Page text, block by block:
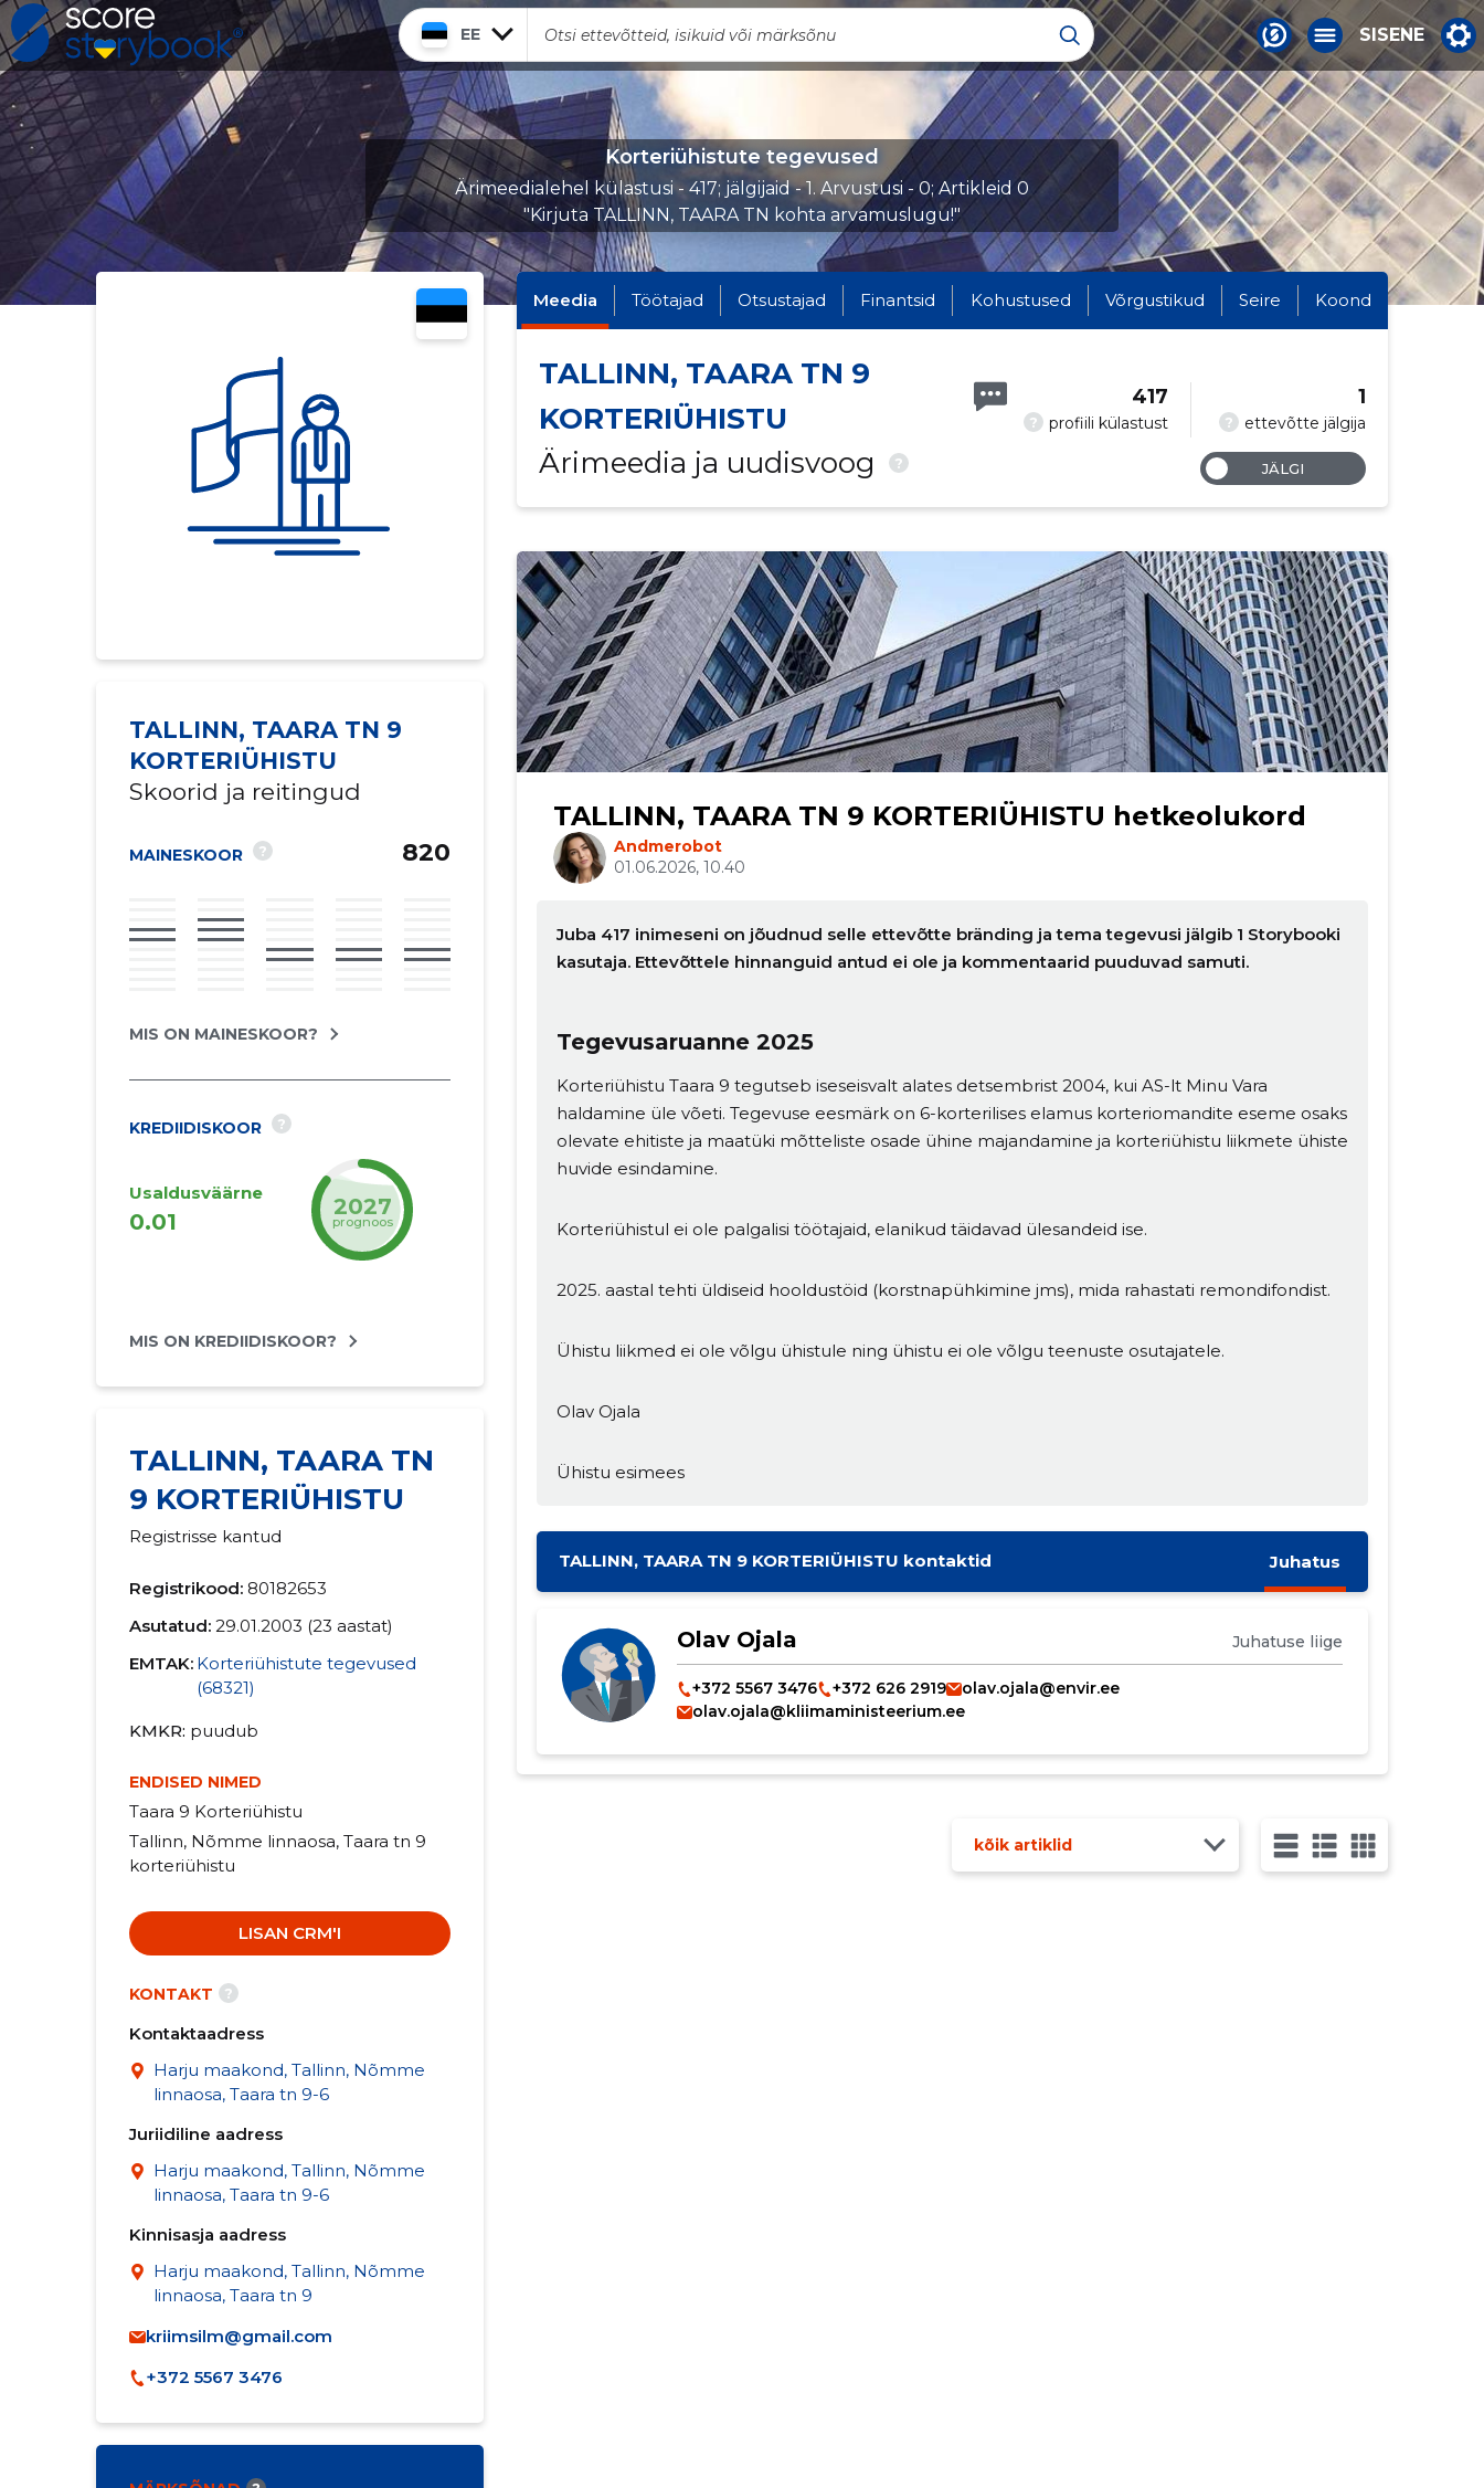
EE SISENE
Korteriühistute tegevused
Ärimeedialehel külastusi - 417; jälgijaid - 1. Arvustusi - 0; Artikleid 0
"Kirjuta TALLINN, TAARA TN kohta arvamuslugu!"
TALLINN, TAARA TN 9
KORTERIÜHISTU
Skoorid ja reitingud
MAINESKOOR ? 820
MIS ON MAINESKOOR?
KREDIIDISKOOR ?
Usaldusväärne
0.01
2027
prognoos
MIS ON KREDIIDISKOOR?
TALLINN, TAARA TN
9 KORTERIÜHISTU
Registrisse kantud
Registrikood: 80182653
Asutatud: 29.01.2003 (23 aastat)
EMTAK: Korteriühistute tegevused
(68321)
KMKR puudub
ENDISED NIMED
Taara 9 Korteriühistu
Tallinn, Nõmme linnaosa, Taara tn 9
korteriühistu
LISAN CRM'I
KONTAKT ?
Kontaktaadress
Harju maakond, Tallinn, Nõmme
linnaosa, Taara tn 9-6
Juriidiline aadress
Harju maakond, Tallinn, Nõmme
linnaosa, Taara tn 9-6
Kinnisasja aadress
Harju maakond, Tallinn, Nõmme
linnaosa, Taara tn 9
kriimsilm@gmail.com
+372 5567 3476
Meedia Töötajad Otsustajad Finantsid Kohustused Võrgustikud Seire Koond
TALLINN, TAARA TN 9
KORTERIÜHISTU
Ärimeedia ja uudisvoog
?
? profiili külastust
417
? ettevõtte jälgija
1
JÄLGI
TALLINN, TAARA TN 9 KORTERIÜHISTU hetkeolukord
Andmerobot
01.06.2026, 10.40
Juba 417 inimeseni on jõudnud selle ettevõtte bränding ja tema tegevusi jälgib 1 Storybooki
kasutaja. Ettevõttele hinnanguid antud ei ole ja kommentaarid puuduvad samuti.
Tegevusaruanne 2025
Korteriühistu Taara 9 tegutseb iseseisvalt alates detsembrist 2004, kui AS-lt Minu Vara
haldamine üle võeti. Tegevuse eesmärk on 6-korterilises elamus korteriomandite eseme osaks
olevate ehitiste ja maatüki mõtteliste osade ühine majandamine ja korteriühistu liikmete ühiste
huvide esindamine.
Korteriühistul ei ole palgalisi töötajaid, elanikud täidavad ülesandeid ise.
2025. aastal tehti üldiseid hooldustöid (korstnapühkimine jms), mida rahastati remondifondist.
Ühistu liikmed ei ole võlgu ühistule ning ühistu ei ole võlgu teenuste osutajatele.
Olav Ojala
Ühistu esimees
TALLINN, TAARA TN 9 KORTERIÜHISTU kontaktid Juhatus
Olav Ojala Juhatuse liige
+372 5567 3476 +372 626 2919
olav.ojala@envir.ee
olav.ojala@kliimaministeerium.ee
kõik artiklid